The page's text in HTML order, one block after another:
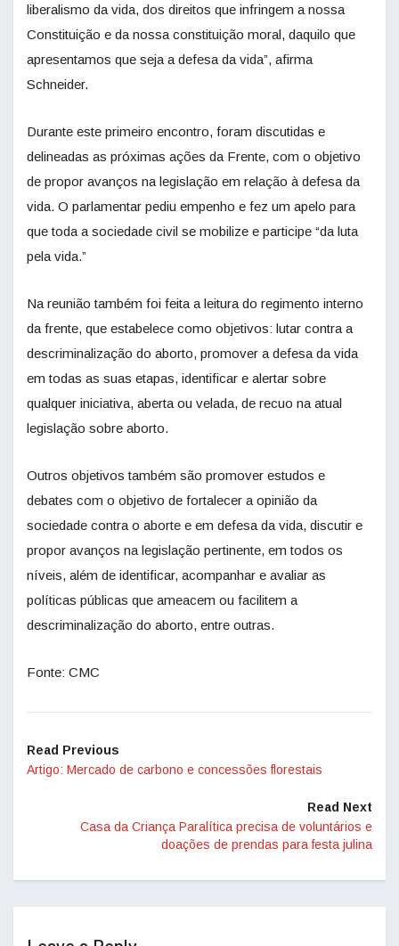
liberalismo da vida, dos direitos que infringem a nossa
Constituição e da nossa constituição moral, daquilo que
apresentamos que seja a defesa da vida”, afirma
Schneider.
Durante este primeiro encontro, foram discutidas e
delineadas as próximas ações da Frente, com o objetivo
de propor avanços na legislação em relação à defesa da
vida. O parlamentar pediu empenho e fez um apelo para
que toda a sociedade civil se mobilize e participe “da luta
pela vida.”
Na reunião também foi feita a leitura do regimento interno
da frente, que estabelece como objetivos: lutar contra a
descriminalização do aborto, promover a defesa da vida
em todas as suas etapas, identificar e alertar sobre
qualquer iniciativa, aberta ou velada, de recuo na atual
legislação sobre aborto.
Outros objetivos também são promover estudos e
debates com o objetivo de fortalecer a opinião da
sociedade contra o aborte e em defesa da vida, discutir e
propor avanços na legislação pertinente, em todos os
níveis, além de identificar, acompanhar e avaliar as
políticas públicas que ameacem ou facilitem a
descriminalização do aborto, entre outras.
Fonte: CMC
Read Previous
Artigo: Mercado de carbono e concessões florestais
Read Next
Casa da Criança Paralítica precisa de voluntários e
doações de prendas para festa julina